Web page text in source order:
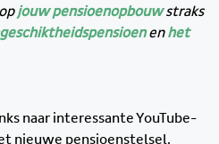
jouw pensioenopbouwstraks
enhet
naar interessante YouTube-
nieuwe pensioenstelsel.